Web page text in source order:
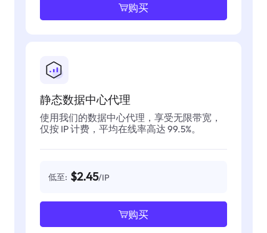
购买
静态数据中心代理
使用我们的数据中心代理，享受无限带宽，
仅按 IP 计费，平均在线率高达 99.5%。
低至: $2.45/IP
购买